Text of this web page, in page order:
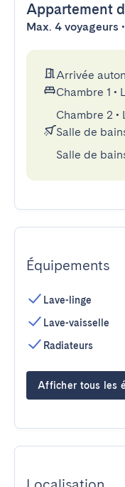
Appartement
Max. 4 voyageurs
Arrivée
Chambre 1 •
Chambre 2 •
Salle de
Salle de
Équipements
Lave-linge
Lave-vaisselle
Radiateurs
Afficher tous les